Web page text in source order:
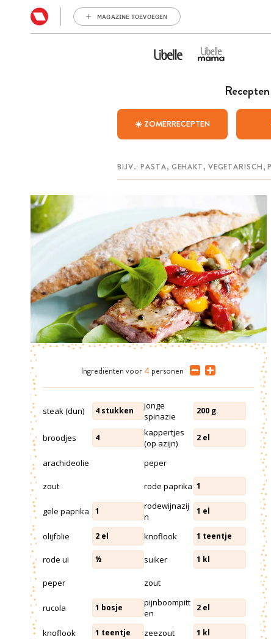
MAGAZINE TOEVOEGEN
Recepten
☀️ ZOMERRECEPTEN
Ingrediënten voor 4 personen
steak (dun) 4 stukken
jonge
spinazie
200 g
broodjes 4
kappertjes
(op azijn)
2 el
arachideolie peper
zout rode paprika 1
gele paprika 1
rodewijnazij
n
1 el
olijfolie 2 el knoflook 1 teentje
rode ui ½ suiker 1 kl
peper zout
rucola 1 bosje
pijnboompitt
en
2 el
knoflook 1 teentje zeezout 1 kl